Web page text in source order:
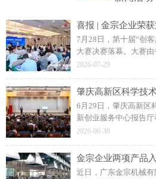
7月28日，第十届“创
大赛决赛落幕。大赛
主办，主题为“创客肇
2026-07-29
6月29日，肇庆高新区
新创业服务中心报告
相关领导，各单位、科
2026-06-30
近日，广东金宗机械